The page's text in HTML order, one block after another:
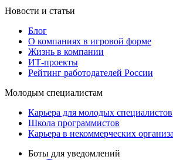
Новости и статьи
Блог
О компаниях в игровой форме
Жизнь в компании
ИТ-проекты
Рейтинг работодателей России
Молодым специалистам
Карьера для молодых специалистов
Школа программистов
Карьера в некоммерческих
Боты для уведомлений